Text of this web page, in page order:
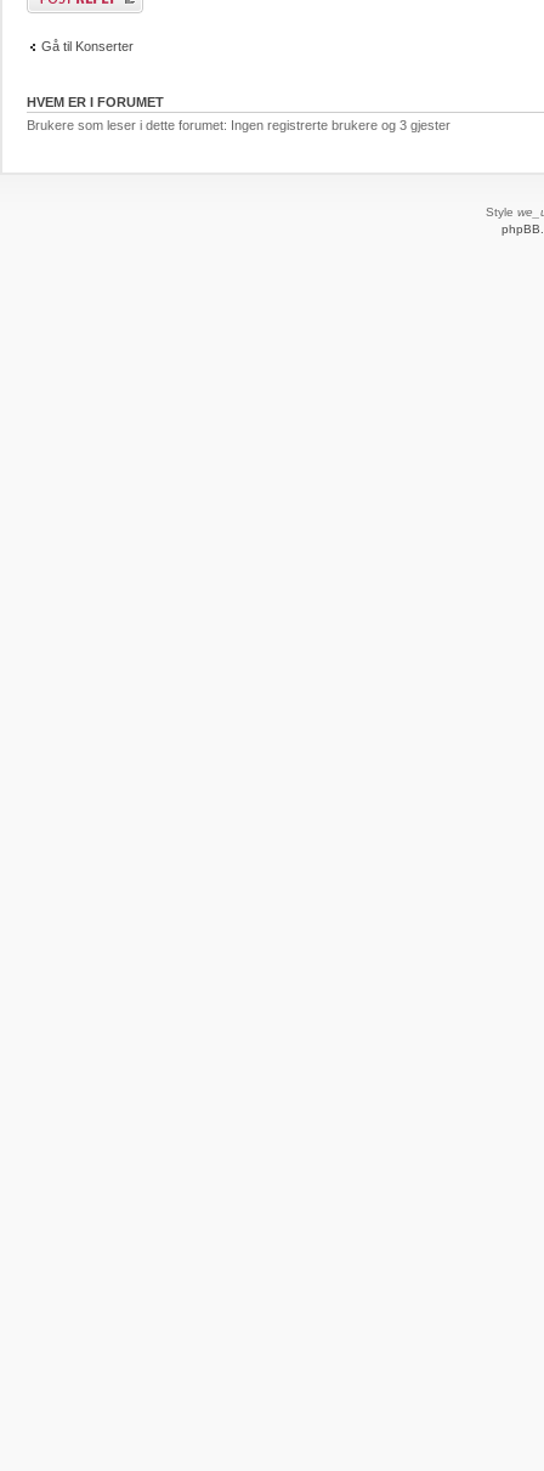
Gå til Konserter
HVEM ER I FORUMET
Brukere som leser i dette forumet: Ingen registrerte brukere og 3 gjester
Style